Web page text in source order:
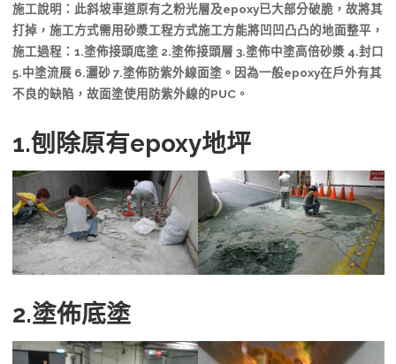
施工說明：此斜坡車道原有之粉光層及epoxy已大部分破脆，故將其
打掉，施工方式需用砂漿工程方式施工方能將凹凹凸凸的地面整平，
施工過程：1.塗佈接頭底塗 2.塗佈接頭層 3.塗佈中塗高倍砂漿 4.封口
5.中塗流展 6.灑砂 7.塗佈防紫外線面塗。因為一般epoxy在戶外有其
不良的缺陷，故面塗使用防紫外線的PUC。
1.刨除原有epoxy地坪
2.塗佈底塗